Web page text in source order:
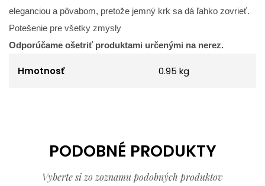
eleganciou a pôvabom, pretože jemný krk sa dá ľahko zovrieť.
Potešenie pre všetky zmysly
Odporúčame ošetriť produktami určenými na nerez.
Hmotnosť 0.95 kg
PODOBNÉ PRODUKTY
Vyberte si zo zoznamu podobných produktov